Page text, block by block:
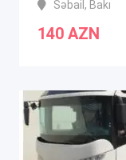
Səbail , Bakı
140 AZN